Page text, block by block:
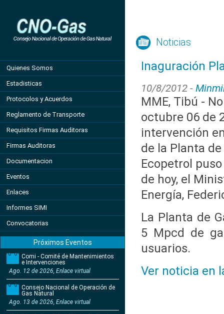
Quienes Somos
Estadisticas
Protocolos y Acuerdos
Reglamento de Transporte
Requisitos Firmas Auditoras
Firmas Auditoras
Documentacion
Eventos
Enlaces
Informes SIMI
Convocatorias
Próximos Eventos
Comi - Comité de Mantenimientos
e Intervenciones
Ago. 12 de 2026, Enlace virtual
Consejo Nacional de Operación de
Gas Natural
Ago. 13 de 2026, Enlace virtual
Noticias
Inaguración
10/8/2012 -
MME, Tibú -
octubre 06 de
intervención
de la Planta
Ecopetrol
de hoy, el
Energía,
La Planta de
5 Mpcd de
usuarios.
Ver noticia en